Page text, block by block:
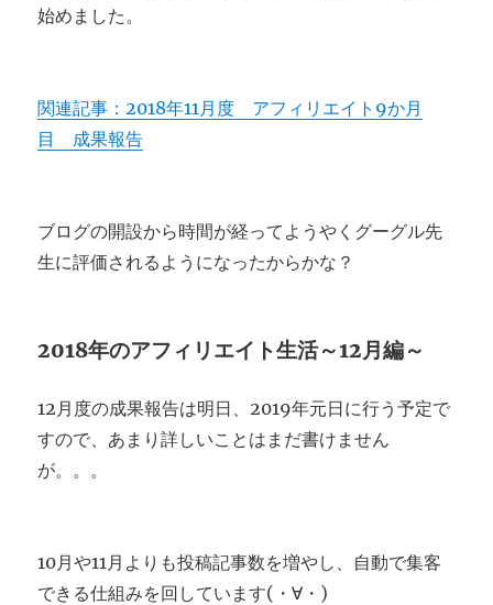
始めました。
関連記事：2018年11月度 アフィリエイト9か月
目 成果報告
ブログの開設から時間が経ってようやくグーグル先
生に評価されるようになったからかな？
2018年のアフィリエイト生活～12月編～
12月度の成果報告は明日、2019年元日に行う予定で
すので、あまり詳しいことはまだ書けません
が。。。
10月や11月よりも投稿記事数を増やし、自動で集客
できる仕組みを回しています(・∀・)